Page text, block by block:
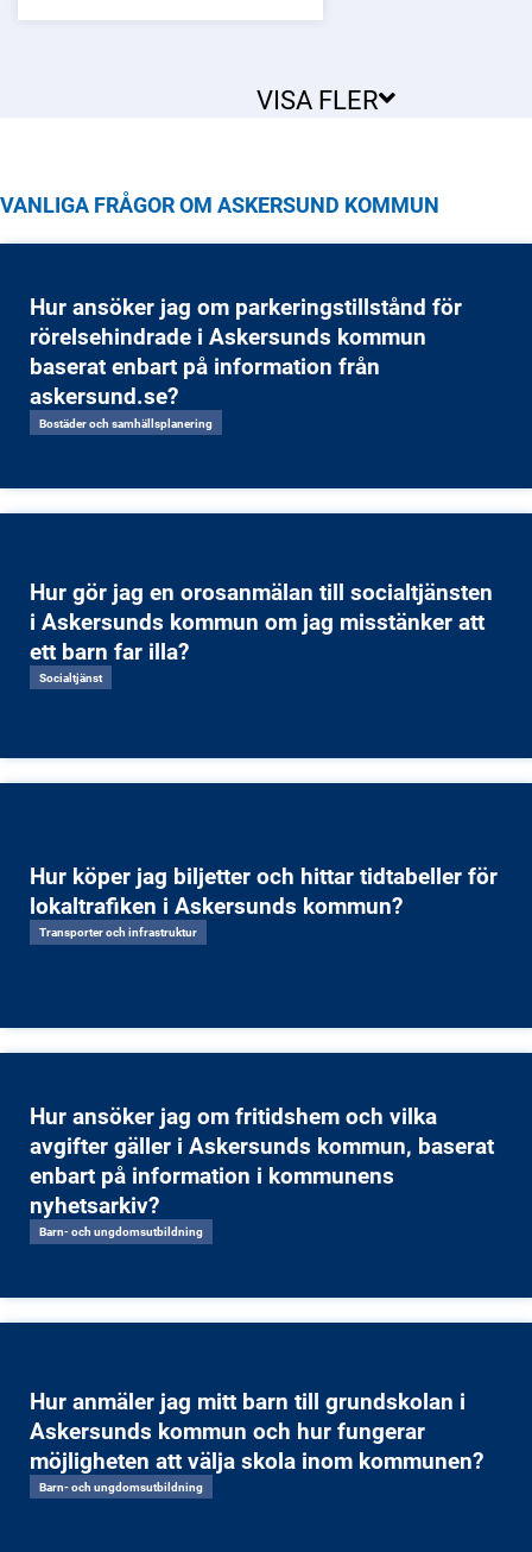
VISA FLER
VANLIGA FRÅGOR OM ASKERSUND KOMMUN
Hur ansöker jag om parkeringstillstånd för
rörelsehindrade i Askersunds kommun
baserat enbart på information från
askersund.se?
Bostäder och samhällsplanering
Hur gör jag en orosanmälan till socialtjänsten
i Askersunds kommun om jag misstänker att
ett barn far illa?
Socialtjänst
Hur köper jag biljetter och hittar tidtabeller för
lokaltrafiken i Askersunds kommun?
Transporter och infrastruktur
Hur ansöker jag om fritidshem och vilka
avgifter gäller i Askersunds kommun, baserat
enbart på information i kommunens
nyhetsarkiv?
Barn- och ungdomsutbildning
Hur anmäler jag mitt barn till grundskolan i
Askersunds kommun och hur fungerar
möjligheten att välja skola inom kommunen?
Barn- och ungdomsutbildning